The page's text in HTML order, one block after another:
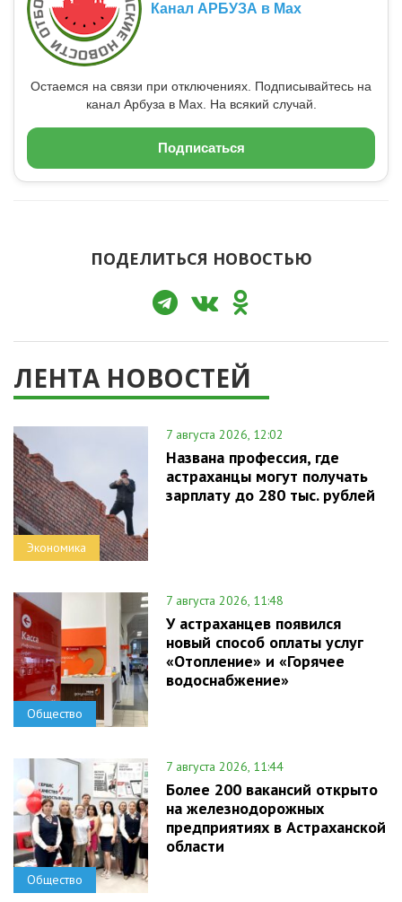
Канал АРБУЗА в Max
Остаемся на связи при отключениях. Подписывайтесь на
канал Арбуза в Max. На всякий случай.
Подписаться
ПОДЕЛИТЬСЯ НОВОСТЬЮ
ЛЕНТА НОВОСТЕЙ
Экономика
7 августа 2026, 12:02
Названа профессия, где
астраханцы могут получать
зарплату до 280 тыс. рублей
Общество
7 августа 2026, 11:48
У астраханцев появился
новый способ оплаты услуг
«Отопление» и «Горячее
водоснабжение»
Общество
7 августа 2026, 11:44
Более 200 вакансий открыто
на железнодорожных
предприятиях в Астраханской
области